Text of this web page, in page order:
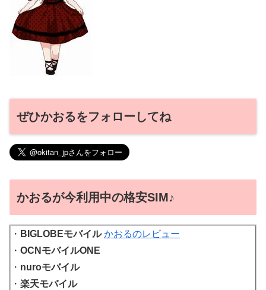
ぜひかおるをフォローしてね
かおるが今利用中の格安SIM♪
・ BIGLOBEモバイル かおるのレビュー
・ OCNモバイルONE
・ nuroモバイル
・ 楽天モバイル